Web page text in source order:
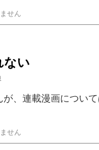
せん
ない
、連載漫画につい
せん